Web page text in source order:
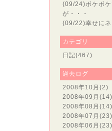
(09/24)ボケボ
が・・・
(09/22)幸せに
カテゴリ
日記(467)
過去ログ
2008年10月 (2)
2008年09月 (14)
2008年08月 (14)
2008年07月 (23)
2008年06月 (23)